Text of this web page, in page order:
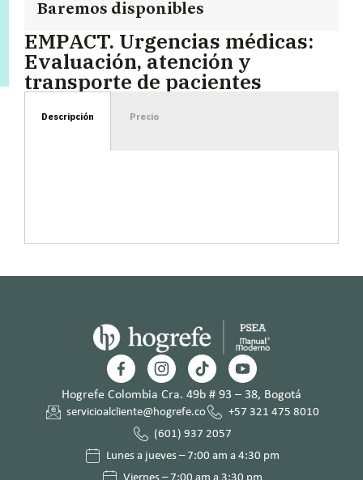
Baremos disponibles
EMPACT. Urgencias médicas:
Evaluación, atención y
transporte de pacientes
Descripción Precio
Hogrefe Colombia Cra. 49b # 93 – 38, Bogotá
servicioalcliente@hogrefe.co
+57 321 475 8010
(601) 937 2057
Lunes a jueves – 7:00 am a 4:30 pm